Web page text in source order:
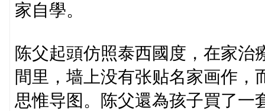
家自學。
陈父起頭仿照泰西國度，在家治
間里，墙上没有张贴名家画作，
思惟导图。陈父還為孩子買了一